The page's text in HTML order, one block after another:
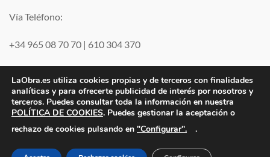
Vía Teléfono:
+34 965 08 70 70 | 610 304 370
Visa PayPal MasterCard
Electro JJ San Juan, S.L. | B53077459 | Inscrita en el Registro
Mercantil de Alicante Tomo 1869. Folio 132 Hoja A-35683.
LaObra.es utiliza cookies propias y de terceros con finalidades
analíticas y para ofrecerte publicidad de interés por nosotros y
terceros. Puedes consultar toda la información en nuestra
POLÍTICA DE COOKIES. Puedes gestionar la aceptación o
rechazo de cookies pulsando en "Configurar". .